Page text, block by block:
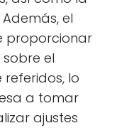
el
proporcionar
el
lo
a tomar
ajustes